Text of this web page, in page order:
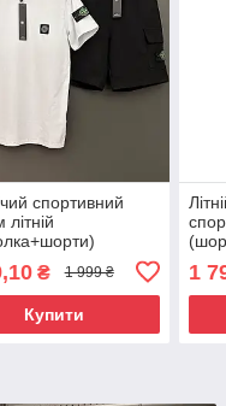
спортивний
₴ 1 999 ₴
Купити
1